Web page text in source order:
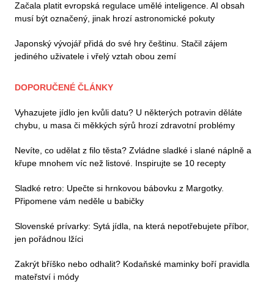
Začala platit evropská regulace umělé inteligence. AI obsah
musí být označený, jinak hrozí astronomické pokuty
Japonský vývojář přidá do své hry češtinu. Stačil zájem
jediného uživatele i vřelý vztah obou zemí
DOPORUČENÉ ČLÁNKY
Vyhazujete jídlo jen kvůli datu? U některých potravin děláte
chybu, u masa či měkkých sýrů hrozí zdravotní problémy
Nevíte, co udělat z filo těsta? Zvládne sladké i slané náplně a
křupe mnohem víc než listové. Inspirujte se 10 recepty
Sladké retro: Upečte si hrnkovou bábovku z Margotky.
Připomene vám neděle u babičky
Slovenské prívarky: Sytá jídla, na která nepotřebujete příbor,
jen pořádnou lžíci
Zakrýt bříško nebo odhalit? Kodaňské maminky boří pravidla
mateřství i módy